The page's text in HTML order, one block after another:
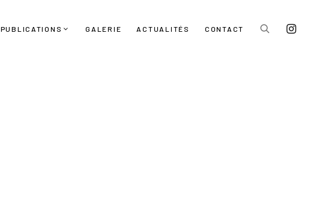
PUBLICATIONS GALERIE ACTUALITÉS CONTACT